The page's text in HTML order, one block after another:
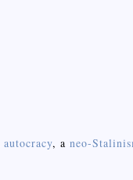
autocracy, a neo-